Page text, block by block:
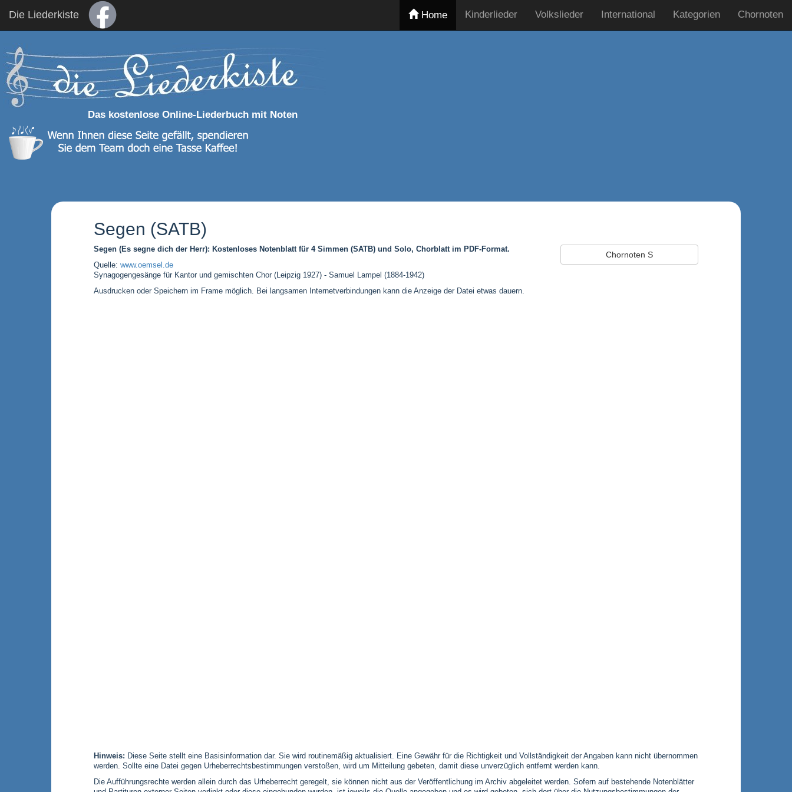
Die Liederkiste Home Kinderlieder Volkslieder International Kategorien Chornoten
Das kostenlose Online-Liederbuch mit Noten
Segen (SATB)
Segen (Es segne dich der Herr): Kostenloses Notenblatt für 4 Simmen (SATB) und Solo, Chorblatt im PDF-Format.
Quelle: www.oemsel.de
Synagogengesänge für Kantor und gemischten Chor (Leipzig 1927) - Samuel Lampel (1884-1942)
Ausdrucken oder Speichern im Frame möglich. Bei langsamen Internetverbindungen kann die Anzeige der Datei etwas dauern.
Chornoten S
Hinweis: Diese Seite stellt eine Basisinformation dar. Sie wird routinemäßig aktualisiert. Eine Gewähr für die Richtigkeit und Vollständigkeit der Angaben kann nicht übernommen
werden. Sollte eine Datei gegen Urheberrechtsbestimmungen verstoßen, wird um Mitteilung gebeten, damit diese unverzüglich entfernt werden kann.
Die Aufführungsrechte werden allein durch das Urheberrecht geregelt, sie können nicht aus der Veröffentlichung im Archiv abgeleitet werden. Sofern auf bestehende Notenblätter